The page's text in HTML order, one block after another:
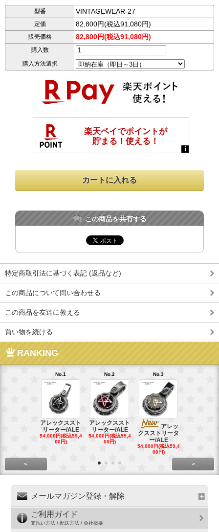
型番 VINTAGEWEAR-27
定価 82,800円(税込91,080円)
販売価格 82,800円(税込91,080円)
購入数
購入方法選択
この商品を共有する
特定商取引法に基づく表記 (返品など)
この商品について問い合わせる
この商品を友達に教える
買い物を続ける
RANKING
No.1
アレックススト
リーター/ALE
54,000円(税込59,4
00円)
No.2
アレックススト
リーター/ALE
54,000円(税込59,4
00円)
No.3
アレッ
クスストリータ
ー/ALE
54,000円(税込59,4
00円)
< >
メールマガジン登録・解除
ご利用ガイド
支払い方法 / 配送方法 / 会社概要